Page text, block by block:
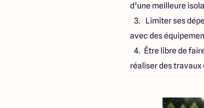
d’une meilleure
Limiter ses
avec des
Être libre de
réaliser des travaux